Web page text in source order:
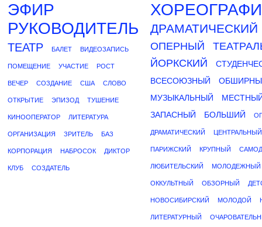
ЭФИР
РУКОВОДИТЕЛЬ
ТЕАТР БАЛЕТ ВИДЕОЗАПИСЬ
ПОМЕЩЕНИЕ УЧАСТИЕ РОСТ
ВЕЧЕР СОЗДАНИЕ США СЛОВО
ОТКРЫТИЕ ЭПИЗОД ТУШЕНИЕ
КИНООПЕРАТОР ЛИТЕРАТУРА
ОРГАНИЗАЦИЯ ЗРИТЕЛЬ БАЗ
КОРПОРАЦИЯ НАБРОСОК ДИКТОР
КЛУБ СОЗДАТЕЛЬ
ДРАМАТИЧЕСКИЙ
ОПЕРНЫЙ
ЙОРКСКИЙ
ВСЕСОЮЗНЫЙ
МУЗЫКАЛЬНЫЙ
ЗАПАСНЫЙ
БОЛЬШИЙ
ДРАМАТИЧЕСКИЙ ЦЕНТРАЛЬНЫЙ
ПАРИЖСКИЙ КРУПНЫЙ
ЛЮБИТЕЛЬСКИЙ МОЛОДЕЖНЫЙ
ОККУЛЬТНЫЙ ОБЗОРНЫЙ
НОВОСИБИРСКИЙ МОЛОДОЙ
ЛИТЕРАТУРНЫЙ